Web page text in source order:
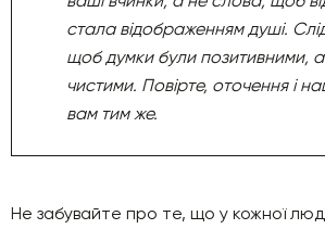
стала відображенням душі.
щоб думки були позитивними,
чистими. Повірте, оточення і
вам тим же.
Не забувайте про те, що у кожної